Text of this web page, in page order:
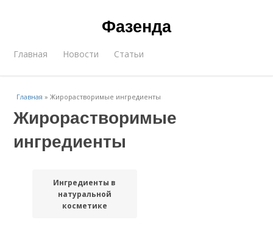
Фазенда
Главная Новости Статьи
Главная »Жирорастворимые ингредиенты
Жирорастворимые
ингредиенты
Ингредиенты в
натуральной
косметике